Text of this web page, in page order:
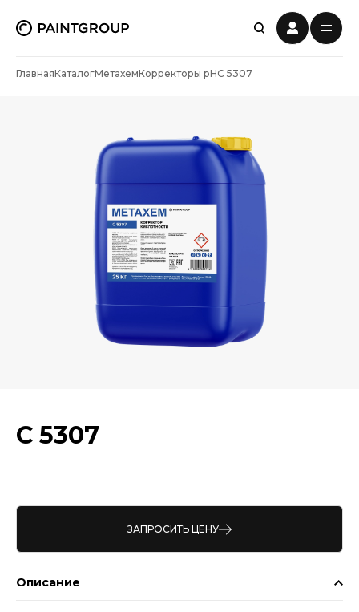
ГлавнаяКаталогМетахемКорректоры рНС 5307
С 5307
ЗАПРОСИТЬ ЦЕНУ
Описание